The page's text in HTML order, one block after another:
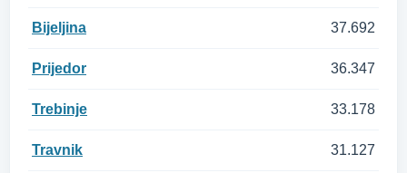
Bijeljina 37.692
Prijedor 36.347
Trebinje 33.178
Travnik 31.127